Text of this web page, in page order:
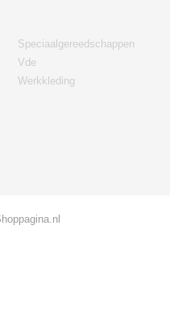
Speciaalgereedschappen
Vde
Werkkleding